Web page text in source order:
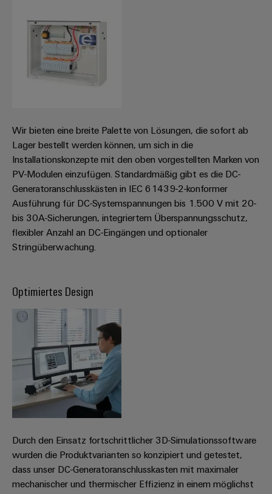
Weidmüller
Configurator
Digital
Engineering
neuen Niveau
‒ intuitiv,
Wir bieten eine breite Palette von Lösungen, die sofort ab
Lager bestellt werden können, um sich in die
Installationskonzepte mit den oben vorgestellten Marken von
PV-Modulen einzufügen. Standardmäßig gibt es die DC-
Generatoranschlusskästen in IEC 61439-2-konformer
Ausführung für DC-Systemspannungen bis 1.500 V mit 20-
bis 30A-Sicherungen, integriertem Überspannungsschutz,
flexibler Anzahl an DC-Eingängen und optionaler
Stringüberwachung.
Optimiertes Design
Durch den Einsatz fortschrittlicher 3D-Simulationssoftware
wurden die Produktvarianten so konzipiert und getestet,
dass unser DC-Generatoranschlusskasten mit maximaler
mechanischer und thermischer Effizienz in einem möglichst